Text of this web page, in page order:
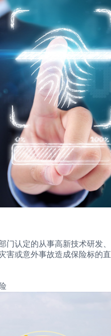
门认定的从事高新技术研发、
害或意外事故造成保险标的直